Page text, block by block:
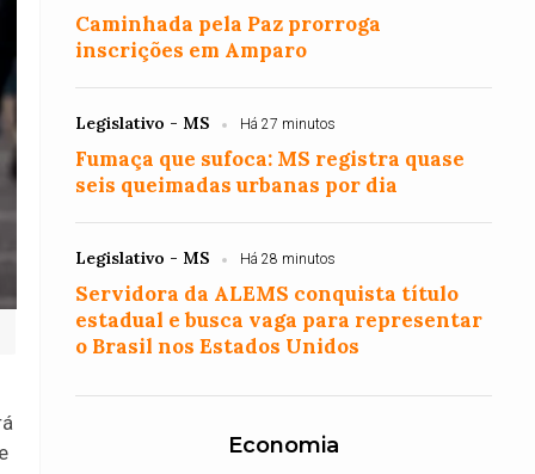
Caminhada pela Paz prorroga
inscrições em Amparo
Legislativo - MS Há 27 minutos
Fumaça que sufoca: MS registra quase
seis queimadas urbanas por dia
Legislativo - MS Há 28 minutos
Servidora da ALEMS conquista título
estadual e busca vaga para representar
o Brasil nos Estados Unidos
Economia